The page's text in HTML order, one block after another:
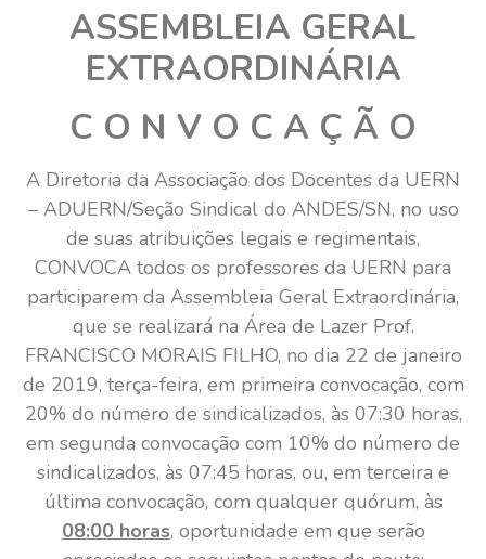
ASSEMBLEIA GERAL
EXTRAORDINÁRIA
C O N V O C A Ç Ã O
A Diretoria da Associação dos Docentes da UERN
– ADUERN/Seção Sindical do ANDES/SN, no uso
de suas atribuições legais e regimentais,
CONVOCA todos os professores da UERN para
participarem da Assembleia Geral Extraordinária,
que se realizará na Área de Lazer Prof.
FRANCISCO MORAIS FILHO, no dia 22 de janeiro
de 2019, terça-feira, em primeira convocação, com
20% do número de sindicalizados, às 07:30 horas,
em segunda convocação com 10% do número de
sindicalizados, às 07:45 horas, ou, em terceira e
última convocação, com qualquer quórum, às
08:00 horas, oportunidade em que serão